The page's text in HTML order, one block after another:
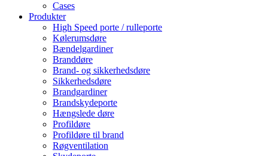
Cases
Produkter
High Speed porte / rulleporte
Kølerumsdøre
Bændelgardiner
Branddøre
Brand- og sikkerhedsdøre
Sikkerhedsdøre
Brandgardiner
Brandskydeporte
Hængslede døre
Profildøre
Profildøre til brand
Røgventilation